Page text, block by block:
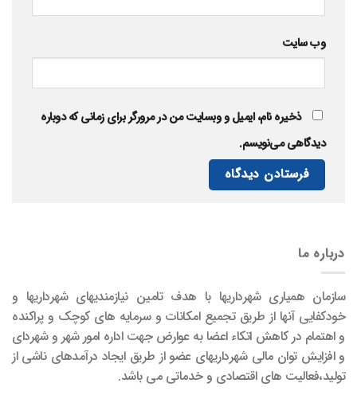
وب‌ سایت
ذخیره نام، ایمیل و وبسایت من در مرورگر برای زمانی که دوباره
دیدگاهی می‌نویسم.
درباره ما
سازمان همیاری شهرداریها با هدف تامین نیازمندیهای شهرداریها و
خودکفایی آنها از طریق تجمیع امکانات و سرمایه های کوچک و پراکنده
و اهتمام در کاهش اتکاء اعضا به عوارض جهت اداره امور شهر و شهردای
و افزایش توان مالی شهرداریهای عضو از طریق ایجاد درآمدهای ناشی از
تولید،فعالیت های اقتصادی و خدماتی می باشد.